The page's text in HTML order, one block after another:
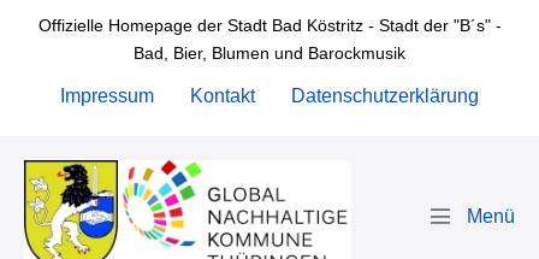
Offizielle Homepage der Stadt Bad Köstritz - Stadt der "B´s" -
Bad, Bier, Blumen und Barockmusik
Impressum Kontakt Datenschutzerklärung
Menü-